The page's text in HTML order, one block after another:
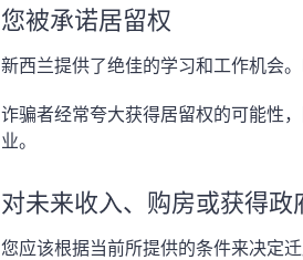
您被承诺居留权
新西兰提供了绝佳的学习和工作机会
诈骗者经常夸大获得居留权的可能性
业。
对未来收入、购房或获得政
您应该根据当前所提供的条件来决定